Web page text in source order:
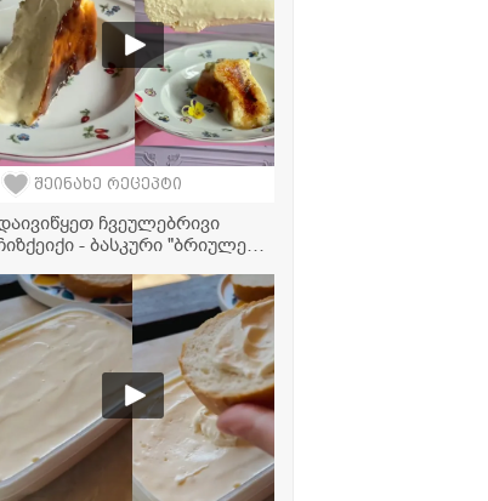
შეინახე რეცეპტი
ჩვეულებრივი
- ბასკური "ბრიულე",